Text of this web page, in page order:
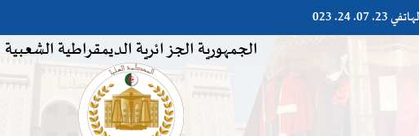
07. 24. 023
الجمهورية الجزائرية الديمقراطية الشعبية